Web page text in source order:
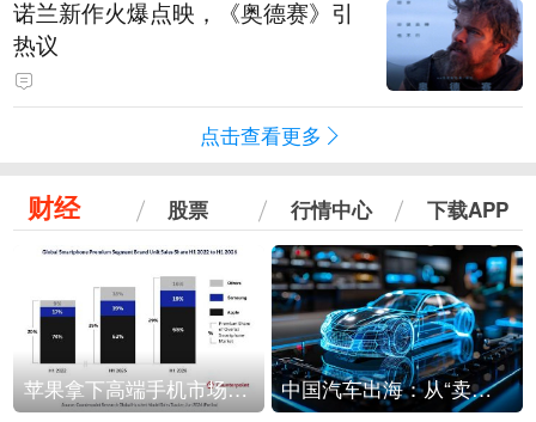
诺兰新作火爆点映，《奥德赛》引
热议
点击查看更多
财经 股票 行情中心 下载APP
苹果拿下高端手机市场65%的份额：iPhone 17系列功不可没 中国汽车出海：从“卖出去”到“走进去”